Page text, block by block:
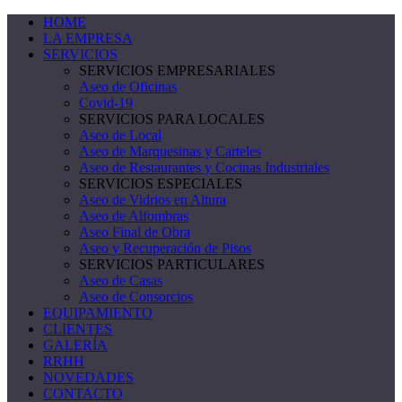
HOME
LA EMPRESA
SERVICIOS
SERVICIOS EMPRESARIALES
Aseo de Oficinas
Covid-19
SERVICIOS PARA LOCALES
Aseo de Local
Aseo de Marquesinas y Carteles
Aseo de Restaurantes y Cocinas Industriales
SERVICIOS ESPECIALES
Aseo de Vidrios en Altura
Aseo de Alfombras
Aseo Final de Obra
Aseo y Recuperación de Pisos
SERVICIOS PARTICULARES
Aseo de Casas
Aseo de Consorcios
EQUIPAMIENTO
CLIENTES
GALERÍA
RRHH
NOVEDADES
CONTACTO